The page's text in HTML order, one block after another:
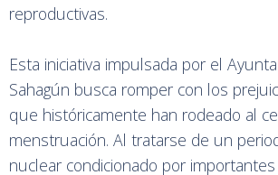
reproductivas.
Esta iniciativa impulsada por el
Sahagún busca romper con los
que históricamente han rodeado al
menstruación. Al tratarse de un
nuclear condicionado por